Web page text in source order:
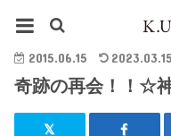
2015.06.15 2023.03.15
奇跡の再会！！☆